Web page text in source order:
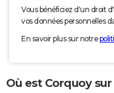
Vous bénéficiez d'un droit
vos données personnelles
En savoir plus sur notre
Où est Corquoy